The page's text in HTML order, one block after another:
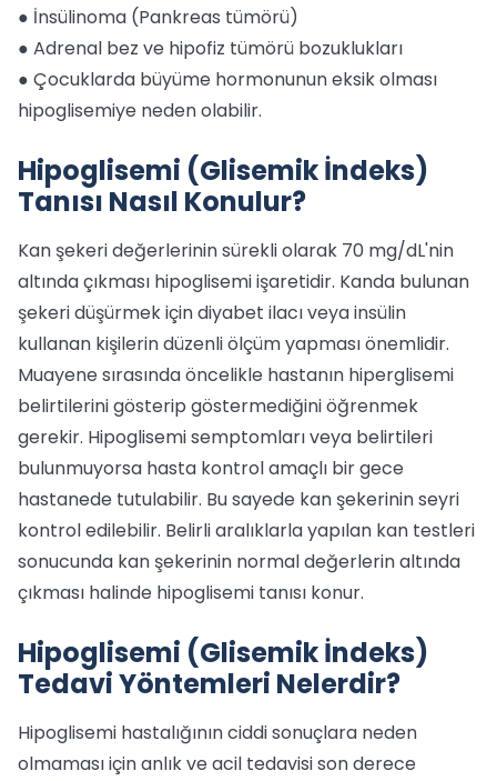
● İnsülinoma (Pankreas tümörü)
● Adrenal bez ve hipofiz tümörü bozuklukları
● Çocuklarda büyüme hormonunun eksik olması
hipoglisemiye neden olabilir.
Hipoglisemi (Glisemik İndeks)
Tanısı Nasıl Konulur?
Kan şekeri değerlerinin sürekli olarak 70 mg/dL'nin
altında çıkması hipoglisemi işaretidir. Kanda bulunan
şekeri düşürmek için diyabet ilacı veya insülin
kullanan kişilerin düzenli ölçüm yapması önemlidir.
Muayene sırasında öncelikle hastanın hiperglisemi
belirtilerini gösterip göstermediğini öğrenmek
gerekir. Hipoglisemi semptomları veya belirtileri
bulunmuyorsa hasta kontrol amaçlı bir gece
hastanede tutulabilir. Bu sayede kan şekerinin seyri
kontrol edilebilir. Belirli aralıklarla yapılan kan testleri
sonucunda kan şekerinin normal değerlerin altında
çıkması halinde hipoglisemi tanısı konur.
Hipoglisemi (Glisemik İndeks)
Tedavi Yöntemleri Nelerdir?
Hipoglisemi hastalığının ciddi sonuçlara neden
olmaması için anlık ve acil tedavisi son derece